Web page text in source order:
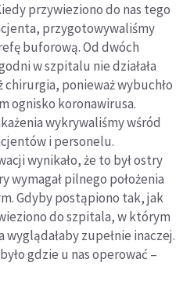
przywieziono do nas tego
przygotowywaliśmy
buforową. Od dwóch
w szpitalu nie działała
chirurgia, ponieważ wybuchło
ognisko koronawirusa.
wykrywaliśmy wśród
i personelu.
wynikało, że to był ostry
pilnego położenia
Gdyby postąpiono tak, jak
do szpitala, w którym
wyglądałaby zupełnie inaczej.
gdzie u nas operować –